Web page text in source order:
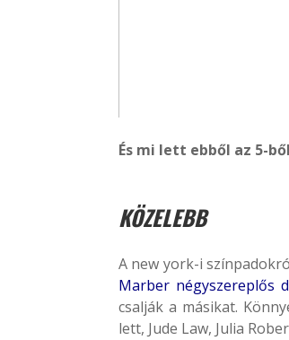
És mi lett ebből az 5-
KÖZELEBB
A new york-i
Marber négyszereplős
csalják a másikat.
lett, Jude Law, Julia